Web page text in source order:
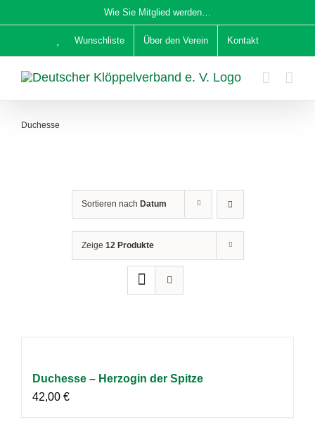
Inhalt
Wie Sie Mitglied werden…
Wunschliste Über den Verein Kontakt
Duchesse
Sortieren nach Datum
Zeige 12 Produkte
Duchesse – Herzogin der Spitze
42,00 €